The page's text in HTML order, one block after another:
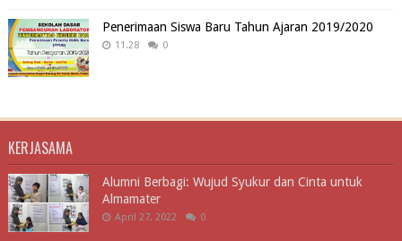
Penerimaan Siswa Baru Tahun Ajaran 2019/2020
11.28 0
KERJASAMA
Alumni Berbagi: Wujud Syukur dan Cinta untuk
Almamater
April 27, 2022 0